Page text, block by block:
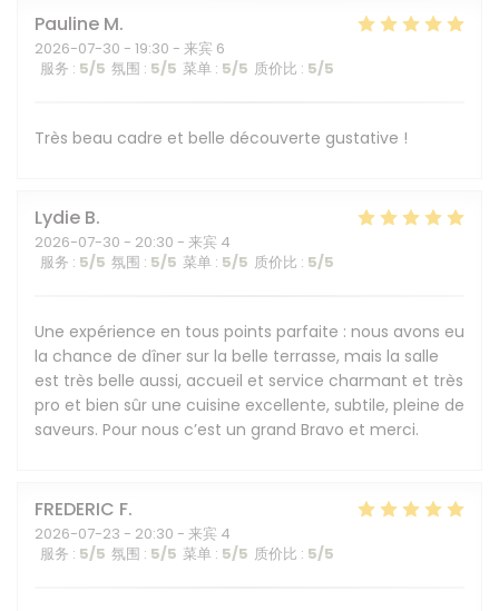
Pauline M
2026-07-30 - 19:30 - 来宾 6
服务 : 5/5 氛围 : 5/5 菜单 : 5/5 质价比 : 5/5
Très beau cadre et belle découverte gustative !
Lydie B
2026-07-30 - 20:30 - 来宾 4
服务 : 5/5 氛围 : 5/5 菜单 : 5/5 质价比 : 5/5
Une expérience en tous points parfaite : nous avons eu
la chance de dîner sur la belle terrasse, mais la salle
est très belle aussi, accueil et service charmant et très
pro et bien sûr une cuisine excellente, subtile, pleine de
saveurs. Pour nous c’est un grand Bravo et merci.
FREDERIC F
2026-07-23 - 20:30 - 来宾 4
服务 : 5/5 氛围 : 5/5 菜单 : 5/5 质价比 : 5/5